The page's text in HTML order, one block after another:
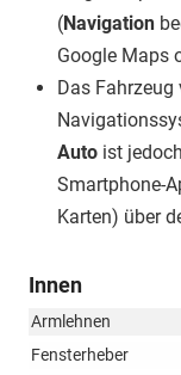
(Navigation
Google Maps
Das
Auto ist
Smartphone-
Karten) über
Innen
Armlehnen
Fensterheber